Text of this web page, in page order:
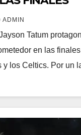
ADMIN
Tatum
en las
y los Celtics. Por un